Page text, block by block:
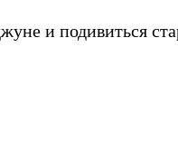
и подивиться